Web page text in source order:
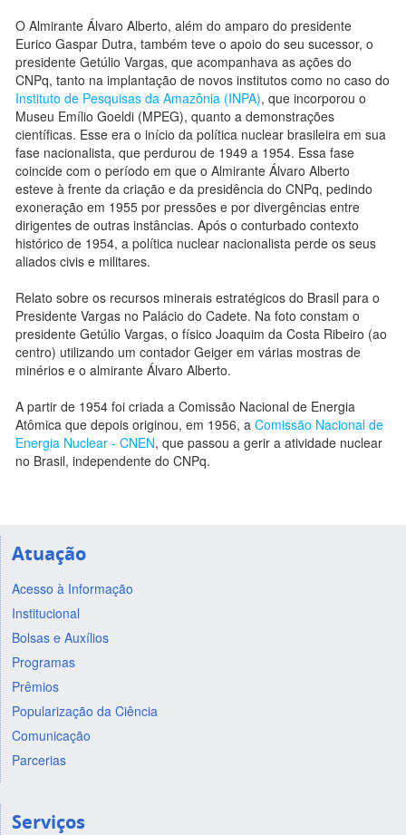
O Almirante Álvaro Alberto, além do amparo do presidente
Eurico Gaspar Dutra, também teve o apoio do seu sucessor, o
presidente Getúlio Vargas, que acompanhava as ações do
CNPq, tanto na implantação de novos institutos como no caso do
Instituto de Pesquisas da Amazônia (INPA), que incorporou o
Museu Emílio Goeldi (MPEG), quanto a demonstrações
científicas. Esse era o início da política nuclear brasileira em sua
fase nacionalista, que perdurou de 1949 a 1954. Essa fase
coincide com o período em que o Almirante Álvaro Alberto
esteve à frente da criação e da presidência do CNPq, pedindo
exoneração em 1955 por pressões e por divergências entre
dirigentes de outras instâncias. Após o conturbado contexto
histórico de 1954, a política nuclear nacionalista perde os seus
aliados civis e militares.
Relato sobre os recursos minerais estratégicos do Brasil para o
Presidente Vargas no Palácio do Cadete. Na foto constam o
presidente Getúlio Vargas, o físico Joaquim da Costa Ribeiro (ao
centro) utilizando um contador Geiger em várias mostras de
minérios e o almirante Álvaro Alberto.
A partir de 1954 foi criada a Comissão Nacional de Energia
Atômica que depois originou, em 1956, a Comissão Nacional de
Energia Nuclear - CNEN, que passou a gerir a atividade nuclear
no Brasil, independente do CNPq.
Atuação
Acesso à Informação
Institucional
Bolsas e Auxílios
Programas
Prêmios
Popularização da Ciência
Comunicação
Parcerias
Serviços